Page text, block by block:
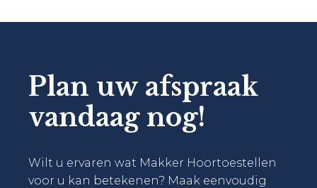
Plan uw afspraak
vandaag nog!
Wilt u ervaren wat Makker Hoortoestellen
voor u kan betekenen? Maak eenvoudig